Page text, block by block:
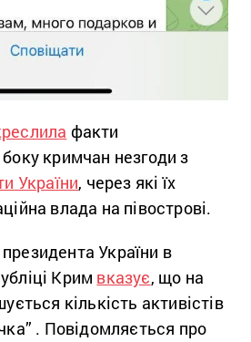
факти
кримчан незгоди з
України, через які їх
влада на півострові.
України в
Крим вказує, що на
кількість активістів
. Повідомляється про